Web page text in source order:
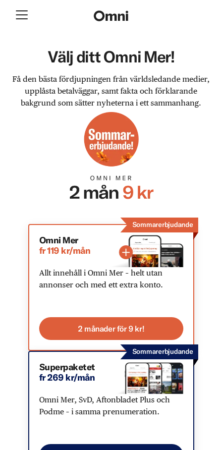
Välj ditt Omni Mer!
Få den bästa fördjupningen från världsledande medier,
upplåsta betalväggar, samt fakta och förklarande
bakgrund som sätter nyheterna i ett sammanhang.
Sommarerbjudande
Omni Mer
fr 119 kr/mån
Allt innehåll i Omni Mer – helt utan
annonser och med ett extra konto.
2 månader för 9 kr!
Sommarerbjudande
Superpaketet
fr 269 kr/mån
Omni Mer, SvD, Aftonbladet Plus och
Podme – i samma prenumeration.